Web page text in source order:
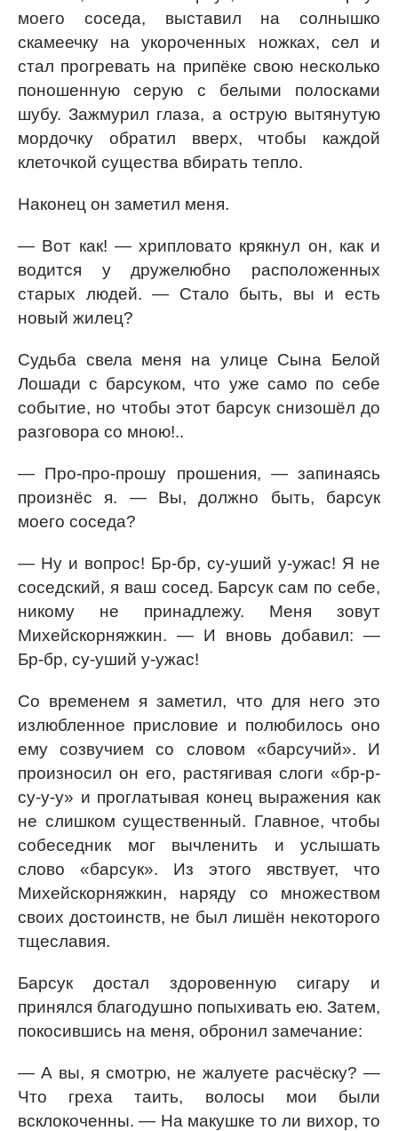
моего соседа, выставил на солнышко
скамеечку на укороченных ножках, сел и
стал прогревать на припёке свою несколько
поношенную серую с белыми полосками
шубу. Зажмурил глаза, а острую вытянутую
мордочку обратил вверх, чтобы каждой
клеточкой существа вбирать тепло.
Наконец он заметил меня.
— Вот как! — хрипловато крякнул он, как и
водится у дружелюбно расположенных
старых людей. — Стало быть, вы и есть
новый жилец?
Судьба свела меня на улице Сына Белой
Лошади с барсуком, что уже само по себе
событие, но чтобы этот барсук снизошёл до
разговора со мною!..
— Про-про-прошу прошения, — запинаясь
произнёс я. — Вы, должно быть, барсук
моего соседа?
— Ну и вопрос! Бр-бр, су-уший у-ужас! Я не
соседский, я ваш сосед. Барсук сам по себе,
никому не принадлежу. Меня зовут
Михейскорняжкин. — И вновь добавил: —
Бр-бр, су-уший у-ужас!
Со временем я заметил, что для него это
излюбленное присловие и полюбилось оно
ему созвучием со словом «барсучий». И
произносил он его, растягивая слоги «бр-р-
су-у-у» и проглатывая конец выражения как
не слишком существенный. Главное, чтобы
собеседник мог вычленить и услышать
слово «барсук». Из этого явствует, что
Михейскорняжкин, наряду со множеством
своих достоинств, не был лишён некоторого
тщеславия.
Барсук достал здоровенную сигару и
принялся благодушно попыхивать ею. Затем,
покосившись на меня, обронил замечание:
— А вы, я смотрю, не жалуете расчёску? —
Что греха таить, волосы мои были
всклокоченны. — На макушке то ли вихор, то